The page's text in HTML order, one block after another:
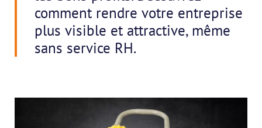
comment rendre votre entreprise
plus visible et attractive, même
sans service RH.